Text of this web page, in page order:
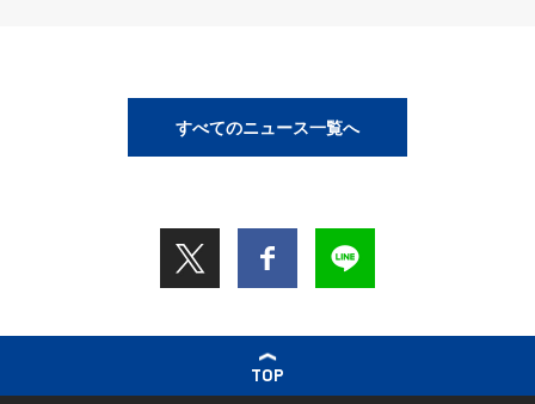
すべてのニュース一覧へ
TOP